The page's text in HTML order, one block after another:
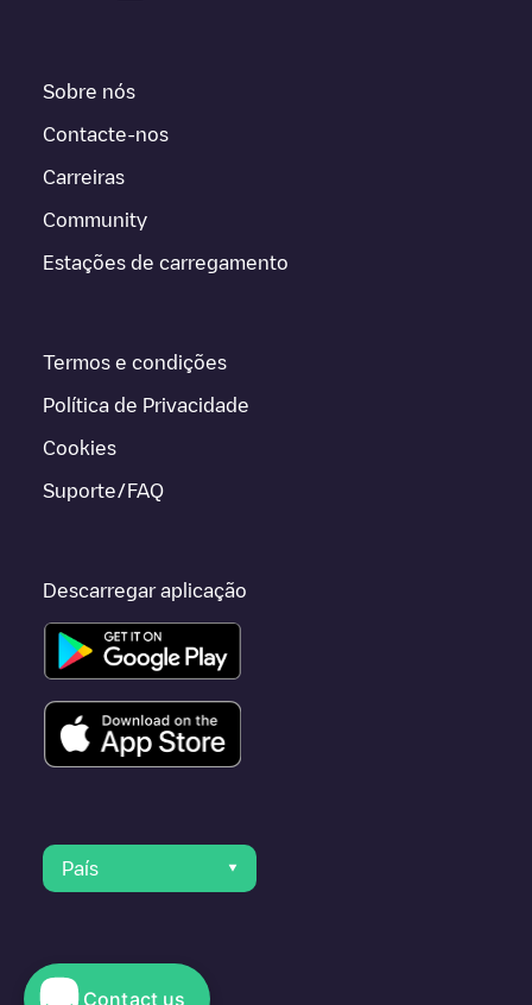
Sobre nós
Contacte-nos
Carreiras
Community
Estações de carregamento
Termos e condições
Política de Privacidade
Cookies
Suporte/FAQ
Descarregar aplicação
País
© 2023 Electromaps
Contact us